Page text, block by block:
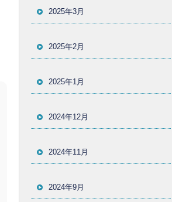
2025年3月
2025年2月
2025年1月
2024年12月
2024年11月
2024年9月